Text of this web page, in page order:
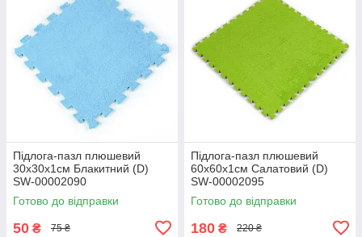
Підлога-пазл плюшевий
30х30х1см Блакитний (D)
SW-00002090
Готово до відправки
50 ₴ 75 ₴
Підлога-пазл плюшевий
60х60х1см Салатовий (D)
SW-00002095
Готово до відправки
180 ₴ 220 ₴